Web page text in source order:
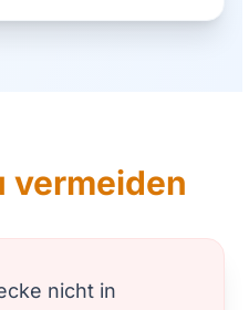
vermeiden
nicht in